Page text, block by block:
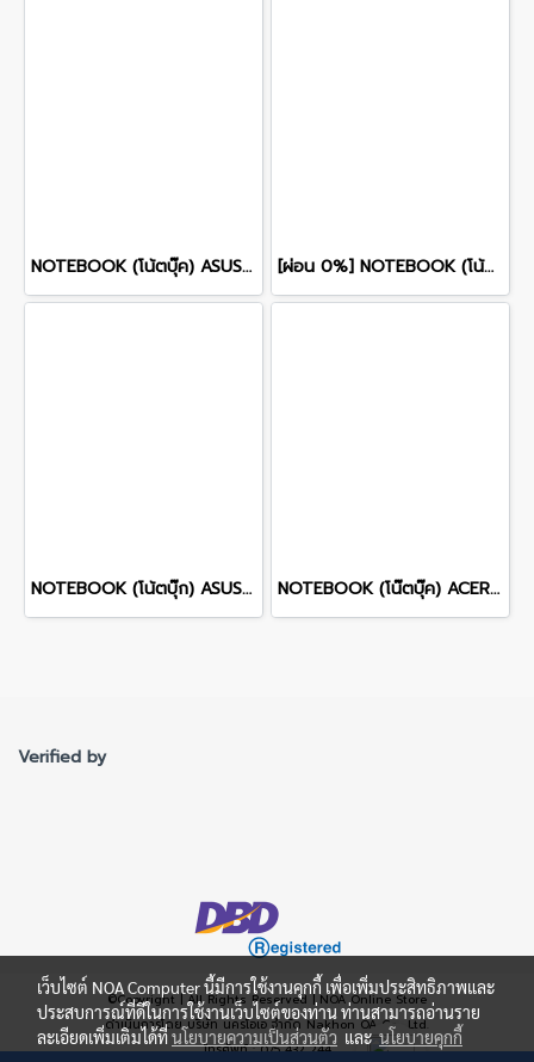
NOTEBOOK (โน้ตบุ๊ค) ASUS TUF GAMING A16 FA607NUQ-RL010W 16" FHD+ 144Hz/RYZEN 7 170/RAM 8GB/SSD 512GB/RTX4050 รับประกันซ่อมฟรีถึงบ้าน 2ปี [ผ่อน 0%] NOTEBOOK (โน้ตบุ๊ก) MSI CROSSHAIR 16 HX AI D2XWFKG-026TH 16" QHD+ 240Hz/CORE ULTRA 9 275HX/RAM 16GB/SSD 1B/RTX 5060/WINDOWS /11+OFFICE รับประกันศูนย์ไทย 2ปี
NOTEBOOK (โน้ตบุ๊ก) ASUS ROG ZEPHYRUS DUO 16 GX651AX-SR006WA 16" 3K OLED 120Hz Touchscreen/ULTRA 9 386H/64GB/SSD 2TB/RTX 5090/WINDOWS 11+MS OFFICE รับประกันศูนย์ไทย 3ปี NOTEBOOK (โน๊ตบุ๊ค) ACER NITRO V 16 ANV16-I31-73Z0 16-inch WUXGA/CORE 7 240H/16GB/SSD 1TB/RTX 5060/WINDOWS 11 รับประกันซ่อมฟรีถึงบ้าน 3ปี
Verified by
©Copyright | All Rights Reserved | NOA Online Store
ดำเนินการโดย บริษัท นครโอเอ จำกัด Nakhon OA Co., Ltd.
โทรศัพท์ : 075 432 244
เว็บไซต์ NOA Computer นี้มีการใช้งานคุกกี้ เพื่อเพิ่มประสิทธิภาพและ
ประสบการณ์ที่ดีในการใช้งานเว็บไซต์ของท่าน ท่านสามารถอ่านราย
ละเอียดเพิ่มเติมได้ที่นโยบายความเป็นส่วนตัว และ นโยบายคุกกี้